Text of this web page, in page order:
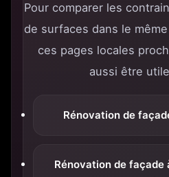
Pour comparer les
de surfaces dans le
ces pages locales
aussi être
Rénovation de
Rénovation de façade